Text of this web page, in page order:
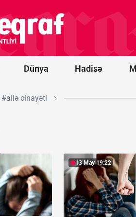
Dünya Hadisə
#ailə cinayəti
13 May 19:22